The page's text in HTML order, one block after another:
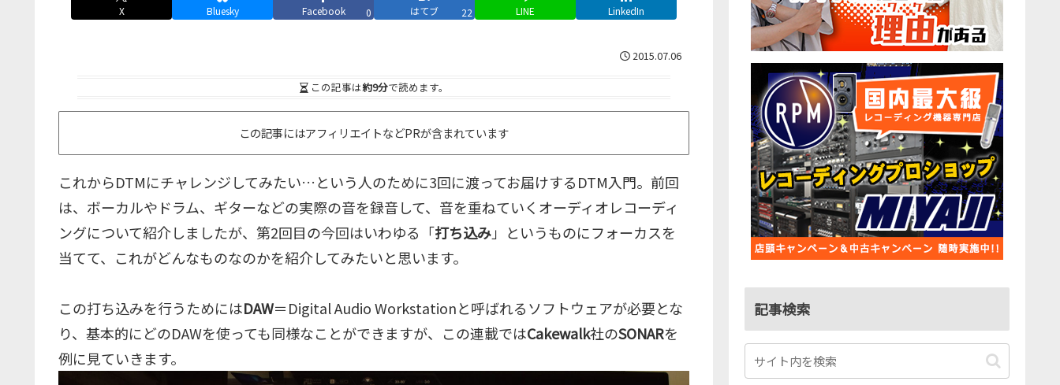
X Bluesky Facebook 0 はてブ 22 LINE LinkedIn
2015.07.06
この記事は約9分で読めます。
この記事にはアフィリエイトなどPRが含まれています
これからDTMにチャレンジしてみたい…という人のために3回に渡ってお届けするDTM入門。前回
は、ボーカルやドラム、ギターなどの実際の音を録音して、音を重ねていくオーディオレコーディ
ングについて紹介しましたが、第2回目の今回はいわゆる「打ち込み」というものにフォーカスを
当てて、これがどんなものなのかを紹介してみたいと思います。
この打ち込みを行うためにはDAW＝Digital Audio Workstationと呼ばれるソフトウェアが必要とな
り、基本的にどのDAWを使っても同様なことができますが、この連載ではCakewalk社のSONARを
例に見ていきます。
記事検索